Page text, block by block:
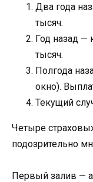
Два года
тысяч.
Год назад —
тысяч.
Полгода
окно).
Текущий
Четыре
подозрительно
Первый залив —